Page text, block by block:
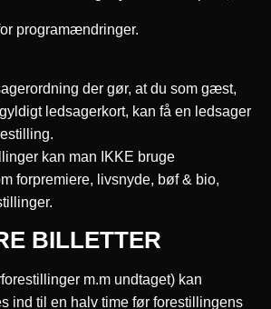
programændringer.
der gør, at du som gæst,
ledsagerkort, kan få en ledsager
kan man IKKE bruge
forpremiere, livsnyde, bøf & bio,
BILLETTER
m.m undtaget) kan
ind til en halv time før forestillingens